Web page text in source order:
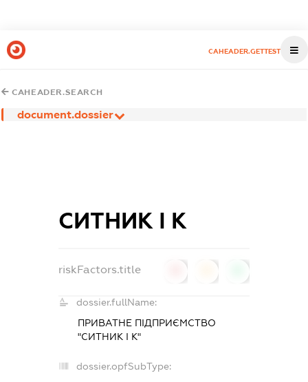
CAHEADER.GETTEST
CAHEADER.SEARCH
document.dossier
СИТНИК І К
riskFactors.title
dossier.fullName:
ПРИВАТНЕ ПІДПРИЄМСТВО
"СИТНИК І К"
dossier.opfSubType: